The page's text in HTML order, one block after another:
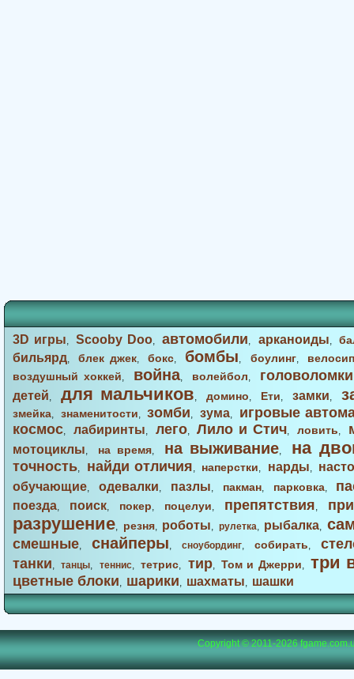
3D игры,Scooby Doo,автомобили, арканоиды,
бильярд,блек джек,бокс, бомбы, боулинг,
воздушный хоккей, война, волейбол, головоломки
детей, для мальчиков, домино, Ети, замки,
змейка, знаменитости,зомби, зума,
игровые
космос, лабиринты, лего,Лило и Стич,ловить,
мотоциклы, на время, на выживание, на
точность, найди отличия, наперстки, нарды,
обучающие, одевалки, пазлы, пакман, парковка,
поезда, поиск, покер, поцелуи, препятствия,
разрушение, резня, роботы, рулетка, рыбалка,
смешные, снайперы, сноубординг, собирать,
танки,танцы, теннис,тетрис, тир,Том и Джерри, три
цветные блоки, шарики, шахматы, шашки
Copyright © 2011-2026